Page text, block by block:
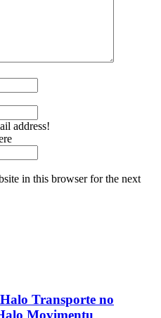
address!
in this browser for the next
Transporte no
Movimentu